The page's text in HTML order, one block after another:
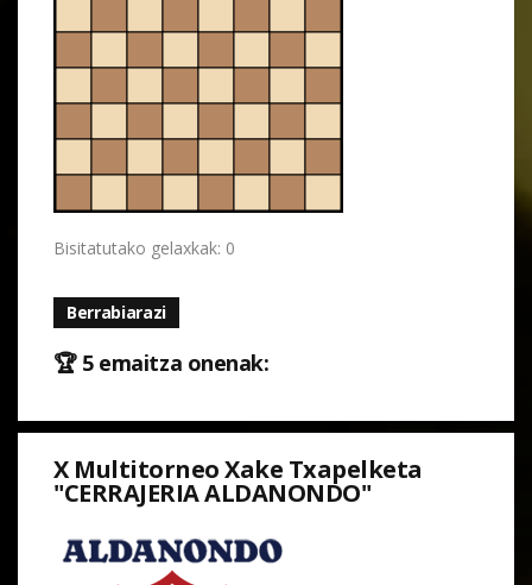
Bisitatutako gelaxkak: 0
Berrabiarazi
🏆 5 emaitza onenak:
X Multitorneo Xake Txapelketa
"CERRAJERIA ALDANONDO"